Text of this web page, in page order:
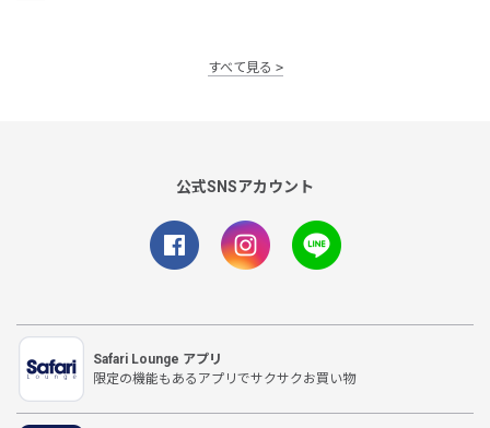
すべて見る
公式SNSアカウント
Safari Lounge アプリ
限定の機能もあるアプリでサクサクお買い物